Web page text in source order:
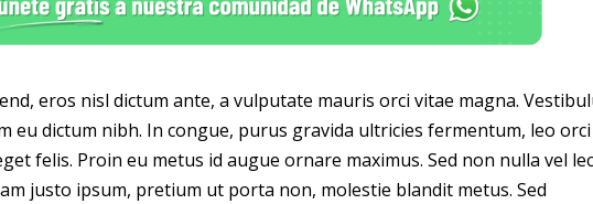
eros nisl dictum ante, a vulputate mauris orci vitae magna.
eu dictum nibh. In congue, purus gravida ultricies fermentum, leo orci
felis. Proin eu metus id augue ornare maximus. Sed non nulla vel
justo ipsum, pretium ut porta non, molestie blandit metus. Sed